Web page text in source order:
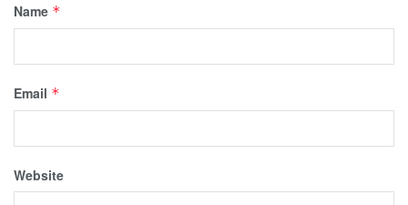
Name *
Email *
Website